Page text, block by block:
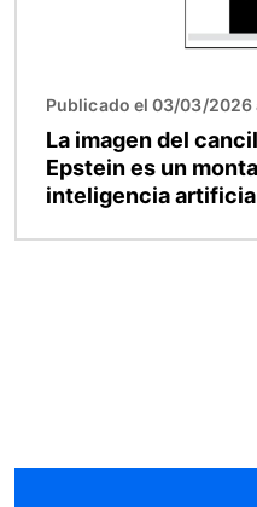
Publicado el 03/03/2026
La imagen del
Epstein es un
inteligencia